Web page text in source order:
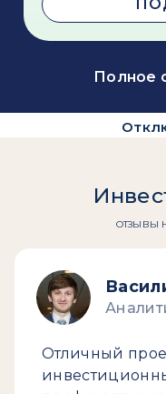
Полное
ОТЗЫВЫ
Отличный